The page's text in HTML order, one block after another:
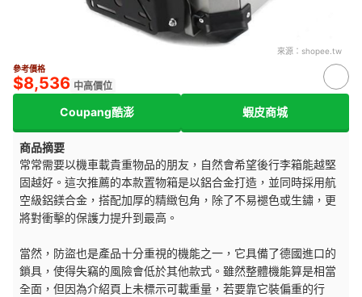
來源： shopee.tw
參考價格
$8,536 中高價位
Coupang酷澎 蝦皮商城
商品摘要
常常需要以機車載貴重物品的朋友，自然會希望後行李箱能越堅
固越好。這次推薦的本款置物箱是以鋁合金打造，並同時採用航
空級鋁鎂合金，搭配加厚的精緻包角，除了不易褪色或生鏽，更
將對衝擊的保護力提升到最高。
當然，防盜也是產品十分重視的機能之一，它具備了德國進口的
鎖具，使得失竊的風險會低於其他款式。雖然整體機能算是相當
全面，但因為介紹頁上未標示可載重量，若要靠它裝偏重的行